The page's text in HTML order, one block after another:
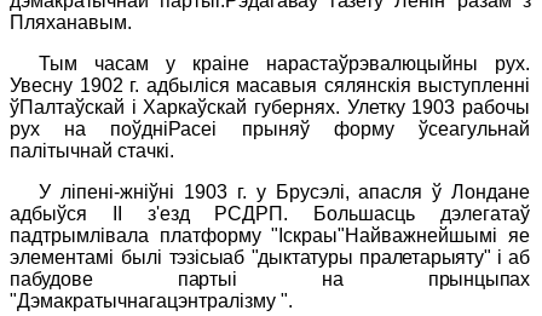
Пляханавым.
Тым часам у краіне нарастаўрэвалюцыйны рух.
Увесну 1902 г. адбыліся масавыя сялянскія выступленні
ўПалтаўскай і Харкаўскай губернях. Улетку 1903 рабочы
рух на поўдніРасеі прыняў форму ўсеагульнай
палітычнай стачкі.
У ліпені-жніўні 1903 г. у Брусэлі, апасля ў Лондане
адбыўся
з'езд РСДРП. Большасць дэлегатаў
падтрымлівала платформу "Іскраы"Найважнейшымі яе
элементамі былі тэзісыаб "дыктатуры пралетарыяту" і аб
пабудове партыі на прынцыпах
"Дэмакратычнагацэнтралізму ".